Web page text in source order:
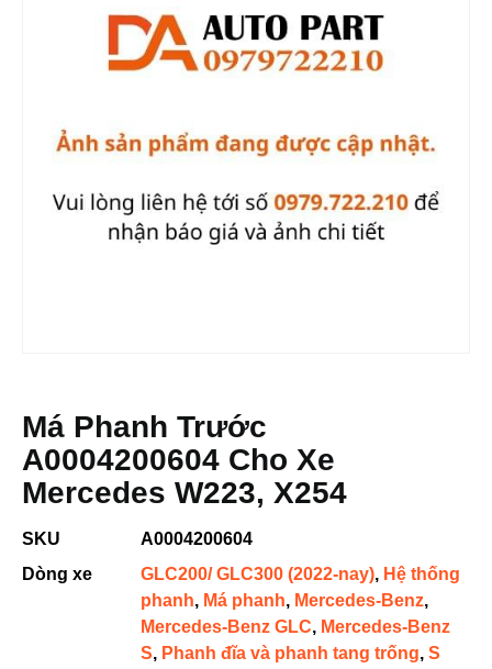
Má Phanh Trước
A0004200604 Cho Xe
Mercedes W223, X254
SKU
A0004200604
Dòng xe
GLC200/ GLC300 (2022-nay), Hệ thống
phanh, Má phanh, Mercedes-Benz,
Mercedes-Benz GLC, Mercedes-Benz
S, Phanh đĩa và phanh tang trống, S